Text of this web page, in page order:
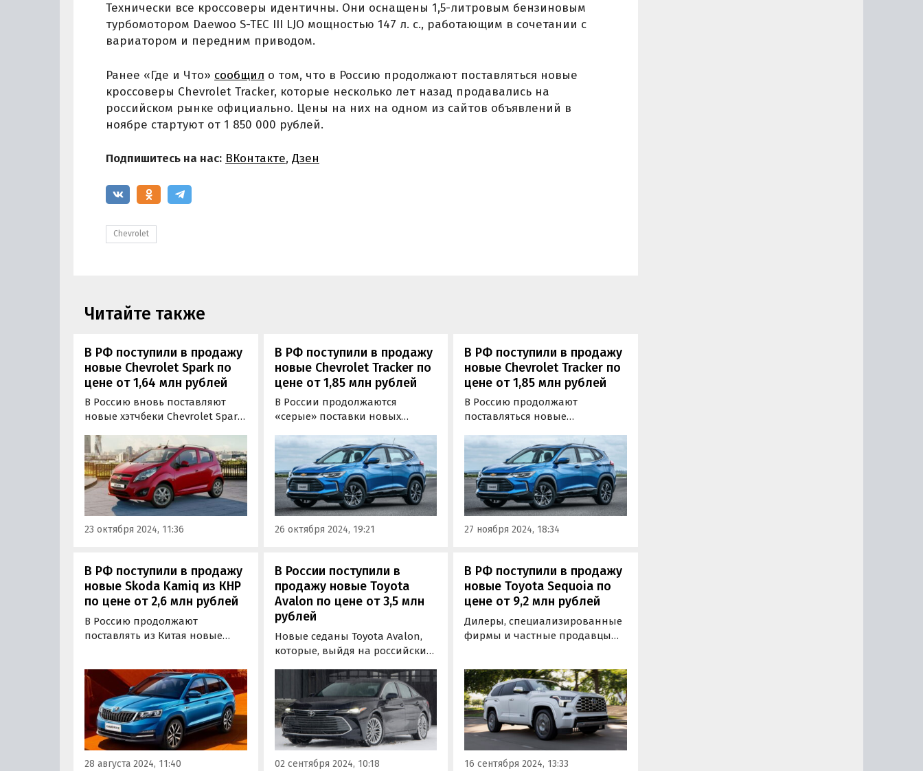
Технически все кроссоверы идентичны. Они оснащены 1,5-литровым бензиновым
турбомотором Daewoo S-TEC III LJO мощностью 147 л. с., работающим в сочетании с
вариатором и передним приводом.
Ранее «Где и Что» сообщил о том, что в Россию продолжают поставляться новые
кроссоверы Chevrolet Tracker, которые несколько лет назад продавались на
российском рынке официально. Цены на них на одном из сайтов объявлений в
ноябре стартуют от 1 850 000 рублей.
Подпишитесь на нас: ВКонтакте, Дзен
Chevrolet
Читайте также
В РФ поступили в продажу
новые Chevrolet Spark по
цене от 1,64 млн рублей
В Россию вновь поставляют
новые хэтчбеки Chevrolet Spark,
альтернативным схемам. Цены
на них в октябре стартуют на
одном из классифайдов от 1
640 000 рублей, пишут
«Автоновости дня».
23 октября 2024, 11:36
В РФ поступили в продажу
новые Chevrolet Tracker по
цене от 1,85 млн рублей
В России продолжаются
«серые» поставки новых
которые несколько лет назад
какое-то время продавались
на нашем рынке официально.
26 октября 2024, 19:21
В РФ поступили в продажу
новые Chevrolet Tracker по
цене от 1,85 млн рублей
В Россию продолжают
поставляться новые
которые несколько лет назад
продавались на российском
рынке официально. Цены на
них на одном из сайтов
объявлений в ноябре стартуют
от 1 850 000 рублей, сообщают
«Автоновости дня».
27 ноября 2024, 18:34
В РФ поступили в продажу
новые Skoda Kamiq из КНР
по цене от 2,6 млн рублей
В Россию продолжают
поставлять из Китая новые
из классифайдов за последний
месяц подросли и теперь
стартуют от 2 577 000 рублей,
пишут «Автоновости дня».
28 августа 2024, 11:40
В России поступили в
продажу новые Toyota
Avalon по цене от 3,5 млн
рублей
Новые седаны Toyota Avalon,
которые, выйдя на российский
призваны полноценно
заменить ушедшую с него
Camry, продолжают продавать
в России.
02 сентября 2024, 10:18
В РФ поступили в продажу
новые Toyota Sequoia по
цене от 9,2 млн рублей
Дилеры, специализированные
фирмы и частные продавцы
2023—2024 годов выпуска
продаются как из наличия, так
и под заказ, а цены на них на
одном из классифайдов в
сентябре начинаются от 9,2
млн…
16 сентября 2024, 13:33